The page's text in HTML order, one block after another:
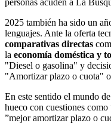
personas acuden a La
2025 también ha sido un
lenguajes. Ante la oferta
comparativas directas
la economía doméstica y
"Diesel o gasolina" y
"Amortizar plazo o cuota"
En este sentido el mundo
hueco con cuestiones
”mejor amortizar plazo o